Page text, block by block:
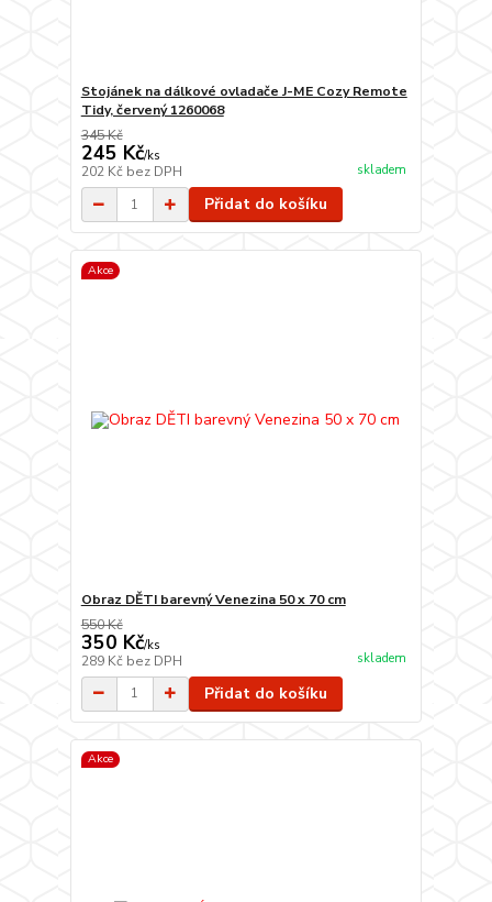
Stojánek na dálkové ovladače J-ME Cozy Remote
Tidy, červený 1260068
345 Kč
245 Kč/ks
202 Kč bez DPH skladem
Přidat do košíku
Akce
Obraz DĚTI barevný Venezina 50 x 70 cm
550 Kč
350 Kč/ks
289 Kč bez DPH skladem
Přidat do košíku
Akce